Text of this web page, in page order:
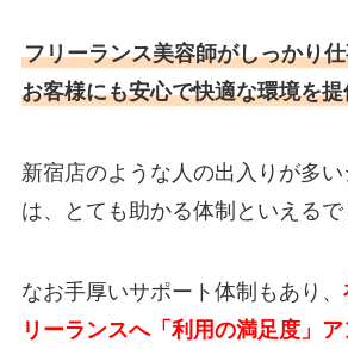
フリーランス美容師がしっかり
お客様にも安心で快適な環境を
新宿店のような人の出入りが多
は、とても助かる体制といえるで
なお手厚いサポート体制もあり、
リーランスへ「利用の満足度」